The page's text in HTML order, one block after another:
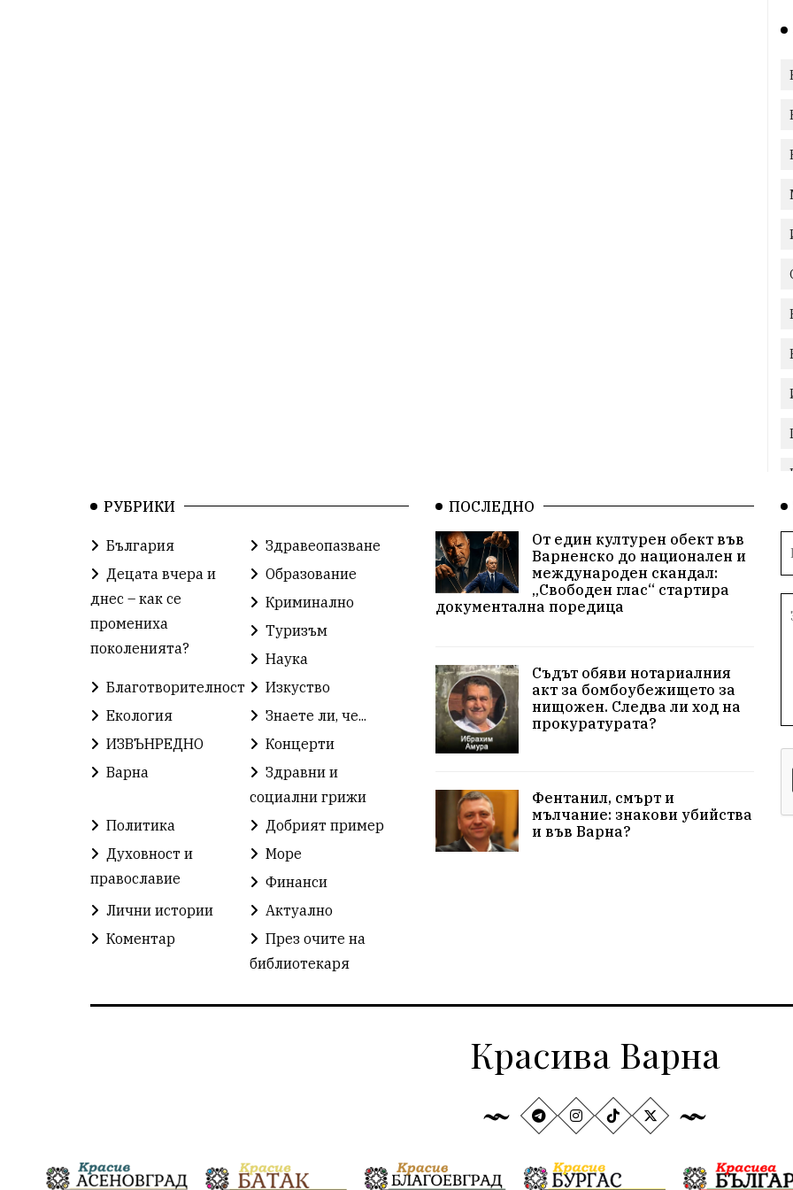
РУБРИКИ
България
Здравеопазване
Децата вчера и
днес – как се
промениха
поколенията?
Образование
Криминално
Туризъм
Наука
Благотворителност
Изкуство
Екология
Знаете ли, че...
ИЗВЪНРЕДНО
Концерти
Варна
Здравни и
социални грижи
Политика
Добрият пример
Духовност и
православие
Море
Финанси
Лични истории
Актуално
Коментар
През очите на
библиотекаря
ПОСЛЕДНО
От един културен обект във
Варненско до национален и
международен скандал:
„Свободен глас“ стартира
документална поредица
Съдът обяви нотариалния
акт за бомбоубежището за
нищожен. Следва ли ход на
прокуратурата?
Фентанил, смърт и
мълчание: знакови убийства
и във Варна?
Красива Варна